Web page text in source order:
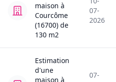
maison à
Courcôme
(16700) de
130 m2
07-
2026
Estimation
d'une
maison à
07-